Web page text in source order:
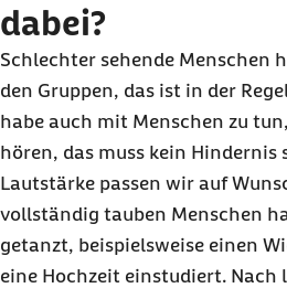
dabei?
Schlechter sehende Menschen
den Gruppen, das ist in der
habe auch mit Menschen zu
hören, das muss kein Hindernis
Lautstärke passen wir auf
vollständig tauben Menschen
getanzt, beispielsweise einen
eine Hochzeit einstudiert. Nach